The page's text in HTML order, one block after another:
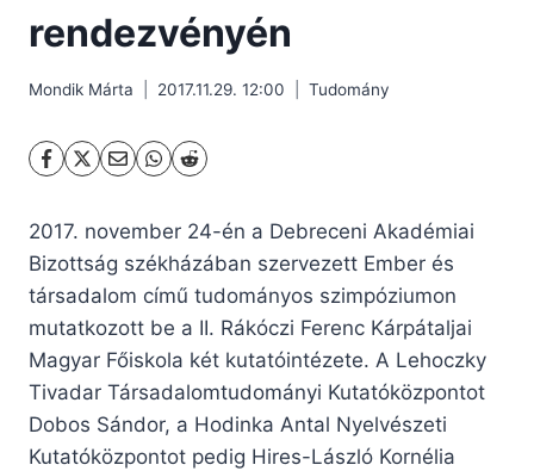
rendezvényén
Mondik Márta 2017.11.29. 12:00 Tudomány
2017. november 24-én a Debreceni Akadémiai
Bizottság székházában szervezett Ember és
társadalom című tudományos szimpóziumon
mutatkozott be a II. Rákóczi Ferenc Kárpátaljai
Magyar Főiskola két kutatóintézete. A Lehoczky
Tivadar Társadalomtudományi Kutatóközpontot
Dobos Sándor, a Hodinka Antal Nyelvészeti
Kutatóközpontot pedig Hires-László Kornélia